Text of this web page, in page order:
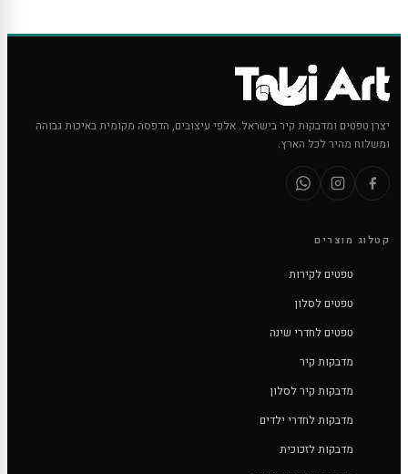
יצרן טפטים ומדבקות קיר בישראל. אלפי עיצובים, הדפסה מקומית באיכות גבוהה
ומשלוח מהיר לכל הארץ.
קטלוג מוצרים
טפטים לקירות
טפטים לסלון
טפטים לחדרי שינה
מדבקות קיר
מדבקות קיר לסלון
מדבקות לחדרי ילדים
מדבקות לזכוכית